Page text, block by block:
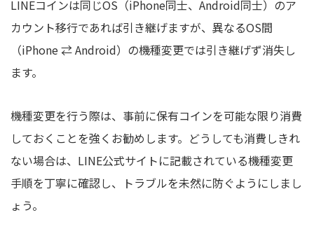
LINEコインは同じOS（iPhone同士、Android同士）のア
カウント移行であれば引き継げますが、異なるOS間
（iPhone ⇄ Android）の機種変更では引き継げず消失し
ます。
機種変更を行う際は、事前に保有コインを可能な限り消費
しておくことを強くお勧めします。どうしても消費しきれ
ない場合は、LINE公式サイトに記載されている機種変更
手順を丁寧に確認し、トラブルを未然に防ぐようにしまし
ょう。